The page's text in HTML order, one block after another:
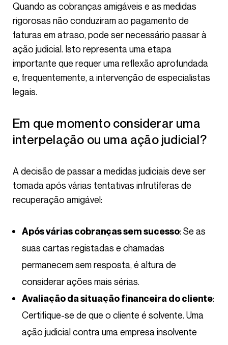
Quando as cobranças amigáveis e as medidas
rigorosas não conduziram ao pagamento de
faturas em atraso, pode ser necessário passar à
ação judicial. Isto representa uma etapa
importante que requer uma reflexão aprofundada
e, frequentemente, a intervenção de especialistas
legais.
Em que momento considerar uma
interpelação ou uma ação judicial?
A decisão de passar a medidas judiciais deve ser
tomada após várias tentativas infrutíferas de
recuperação amigável:
Após várias cobranças sem sucesso: Se as
suas cartas registadas e chamadas
permanecem sem resposta, é altura de
considerar ações mais sérias.
Avaliação da situação financeira do cliente:
Certifique-se de que o cliente é solvente. Uma
ação judicial contra uma empresa insolvente